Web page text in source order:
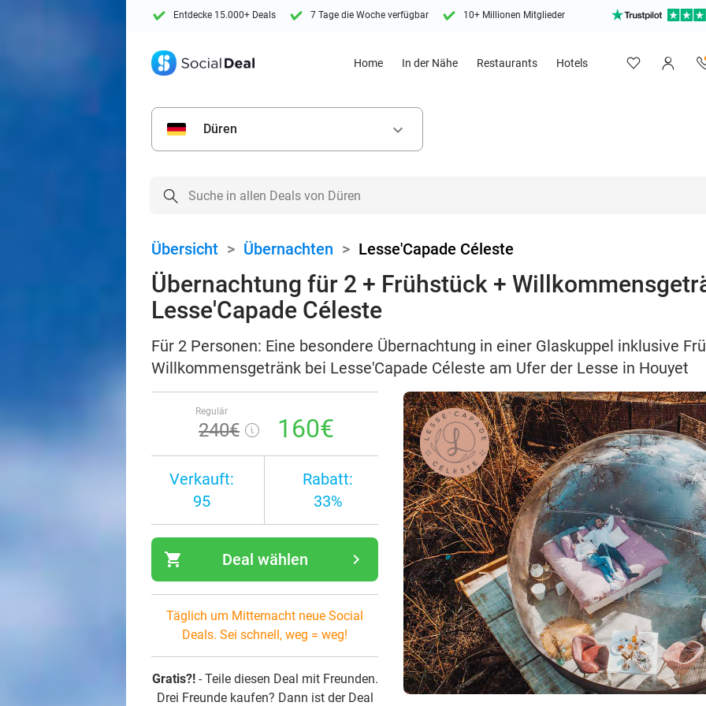
Entdecke 15.000+ Deals 7 Tage die Woche verfügbar 10+ Millionen Mitglieder
Home In der Nähe Restaurants Hotels
Düren keyboard_arrow_down
Übersicht > Übernachten > Lesse'Capade Céleste
Übernachtung für 2 + Frühstück +
Lesse'Capade Céleste
Für 2 Personen: Eine besondere Übernachtung in einer Glaskuppel inklusive
Willkommensgetränk bei Lesse'Capade Céleste am Ufer der Lesse in Houyet
Regulär
240€ 160€
Verkauft:
95
Rabatt:
33%
shopping_cart navigate_next
Deal wählen
Täglich um Mitternacht neue Social
Deals. Sei schnell, weg = weg!
Gratis?!- Teile diesen Deal mit Freunden.
Drei Freunde kaufen? Dann ist der Deal